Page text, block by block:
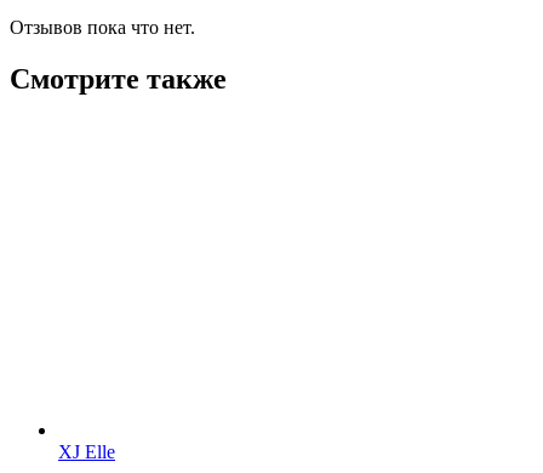
Отзывов пока что нет.
Смотрите также
XJ Elle